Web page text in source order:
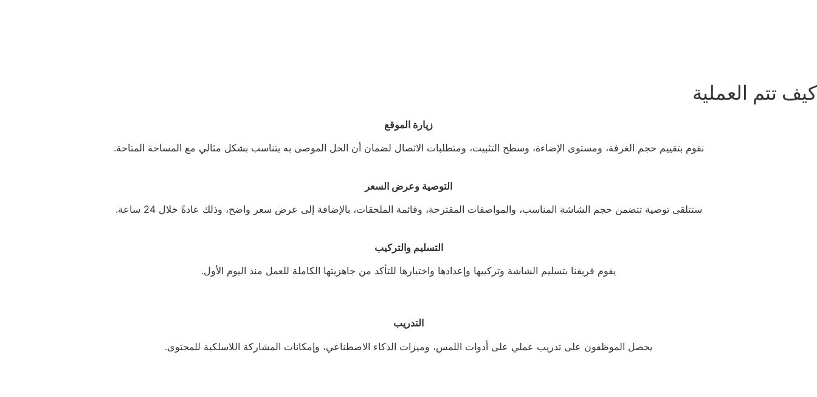
كيف تتم العملية
زيارة الموقع
نقوم بتقييم حجم الغرفة، ومستوى الإضاءة، وسطح التثبيت، ومتطلبات الاتصال لضمان أن الحل الموصى به يتناسب بشكل مثالي مع المساحة المتاحة.
التوصية وعرض السعر
ستتلقى توصية تتضمن حجم الشاشة المناسب، والمواصفات المقترحة، وقائمة الملحقات، بالإضافة إلى عرض سعر واضح، وذلك عادةً خلال 24 ساعة.
التسليم والتركيب
يقوم فريقنا بتسليم الشاشة وتركيبها وإعدادها واختبارها للتأكد من جاهزيتها الكاملة للعمل منذ اليوم الأول.
التدريب
يحصل الموظفون على تدريب عملي على أدوات اللمس، وميزات الذكاء الاصطناعي، وإمكانات المشاركة اللاسلكية للمحتوى.